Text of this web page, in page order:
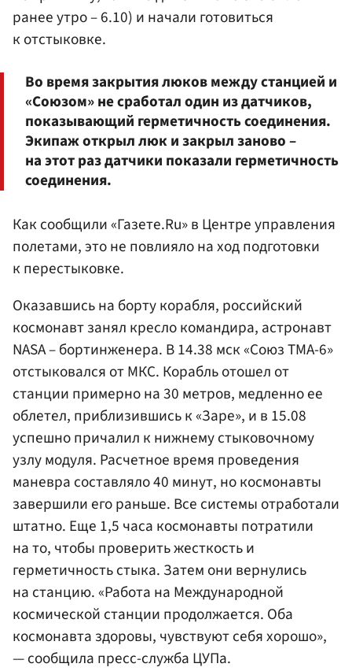
ранее утро – 6.10) и начали готовиться
к отстыковке.
Во время закрытия люков между станцией и
«Союзом» не сработал один из датчиков,
показывающий герметичность соединения.
Экипаж открыл люк и закрыл заново –
на этот раз датчики показали герметичность
соединения.
Как сообщили «Газете.Ru» в Центре управления
полетами, это не повлияло на ход подготовки
к перестыковке.
Оказавшись на борту корабля, российский
космонавт занял кресло командира, астронавт
NASA – бортинженера. В 14.38 мск «Союз ТМА-6»
отстыковался от МКС. Корабль отошел от
станции примерно на 30 метров, медленно ее
облетел, приблизившись к «Заре», и в 15.08
успешно причалил к нижнему стыковочному
узлу модуля. Расчетное время проведения
маневра составляло 40 минут, но космонавты
завершили его раньше. Все системы отработали
штатно. Еще 1,5 часа космонавты потратили
на то, чтобы проверить жесткость и
герметичность стыка. Затем они вернулись
на станцию. «Работа на Международной
космической станции продолжается. Оба
космонавта здоровы, чувствуют себя хорошо»,
— сообщила пресс-служба ЦУПа.